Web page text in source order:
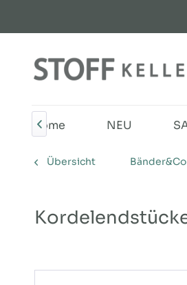
Home NEU

Übersicht Bänder&Co